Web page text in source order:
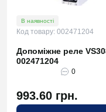
В наявності
Код товару: 002471204
Допоміжне реле
002471204
0
993.60 грн.